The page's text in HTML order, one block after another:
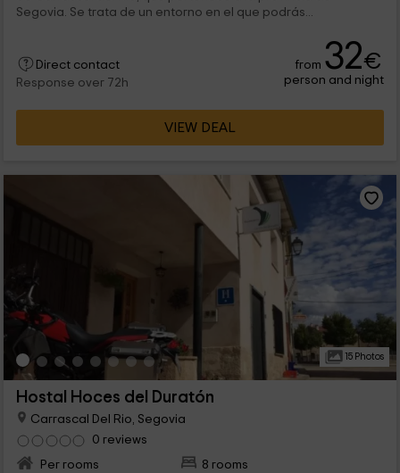
Segovia. Se trata de un entorno en el que podrás...
Direct contact
Response over 72h
from 32€
person and night
VIEW DEAL
15 Photos
Hostal Hoces del Duratón
Carrascal Del Rio, Segovia
0 reviews
Per rooms
8 rooms